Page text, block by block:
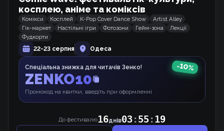
Маленька фея — Лиходійка
Манхва
Блиск у Ваших очах
косплею, аніме та коміксів
Комікси Косплей K-Pop Cover Dance Show
Artist Alley
Гік-маркет
Настільні ігри Фотозони Гейм-зона
Лекції
Фудкорти
22-23 серпня
Одеса
Спеціальна знижка для читачів Зенко!
ZENKO10
Промокод на квитки, введіть при оформленні
-10%
До фестивалю16днів03:55:19